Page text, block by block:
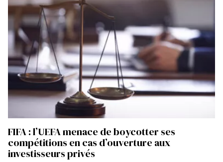
FIFA : l’UEFA menace de boycotter ses
compétitions en cas d’ouverture aux
investisseurs privés